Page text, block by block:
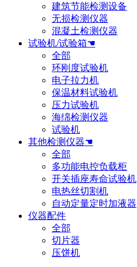
建筑节能检测设备
无损检测仪器
混凝土检测仪器
试验机/试验箱☚
全部
环刚度试验机
电子拉力机
保温材料试验机
压力试验机
海绵检测仪器
试验机
其他检测仪器☚
全部
多功能电控负载柜
开关插座寿命试验机
电热丝切割机
自动定量定时加液器
仪器配件
全部
切片器
压饼机